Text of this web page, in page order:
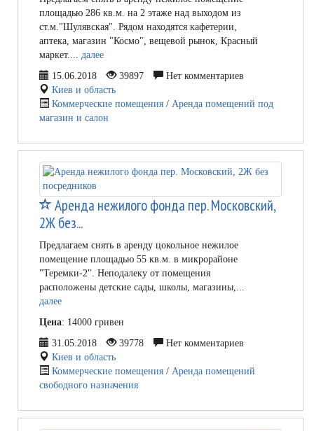
площадью 286 кв.м. на 2 этаже над выходом из
ст.м."Шулявская". Рядом находятся кафетерии,
аптека, магазин "Космо", вещевой рынок, Красный
маркет.... далее
15.06.2018
39897
Нет комментариев
Киев и область
Коммерческие помещения / Аренда помещений под
магазин и салон
Аренда нежилого фонда пер. Московский,
2Ж без...
Предлагаем снять в аренду цокольное нежилое
помещение площадью 55 кв.м. в микрорайоне
"Теремки-2". Неподалеку от помещения
расположены детские сады, школы, магазины,...
далее
Цена: 14000 гривен
31.05.2018
39778
Нет комментариев
Киев и область
Коммерческие помещения / Аренда помещений
свободного назначения